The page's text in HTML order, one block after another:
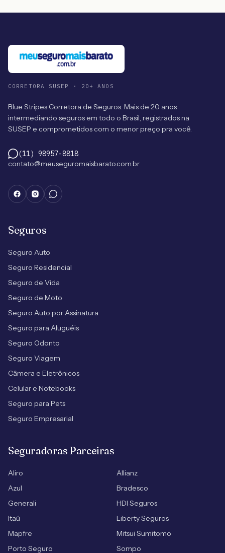
CORRETORA SUSEP · 20+ ANOS
Blue Stripes Corretora de Seguros. Mais de 20 anos
intermediando seguros em todo o Brasil, registrados na
SUSEP e comprometidos com o menor preço pra você.
(11) 98957-8818
contato@meuseguromaisbarato.com.br
Seguros
Seguro Auto
Seguro Residencial
Seguro de Vida
Seguro de Moto
Seguro Auto por Assinatura
Seguro para Aluguéis
Seguro Odonto
Seguro Viagem
Câmera e Eletrônicos
Celular e Notebooks
Seguro para Pets
Seguro Empresarial
Seguradoras Parceiras
Aliro
Allianz
Azul
Bradesco
Generali
HDI Seguros
Itaú
Liberty Seguros
Mapfre
Mitsui Sumitomo
Porto Seguro
Sompo